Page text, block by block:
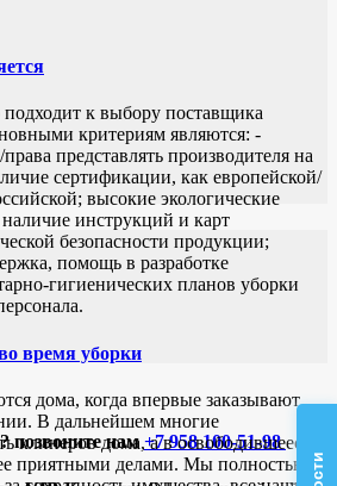
позвоните нам +7 958 100-51-98
к выбору поставщика
критериям являются: -
представлять производителя на
сертификации, как европейской/
высокие экологические
инструкций и карт
безопасности продукции;
помощь в разработке
гигиенических планов уборки
время уборки
дома, когда впервые заказывают
В дальнейшем многие
клинеров дома, а в освободившееся
приятными делами. Мы полностью